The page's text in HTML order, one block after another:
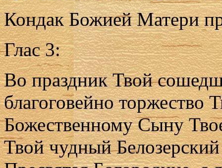
Кондак Божией Матери
Глас 3:
Во праздник Твой
благоговейно
Божественному Сыну
Твой чудный